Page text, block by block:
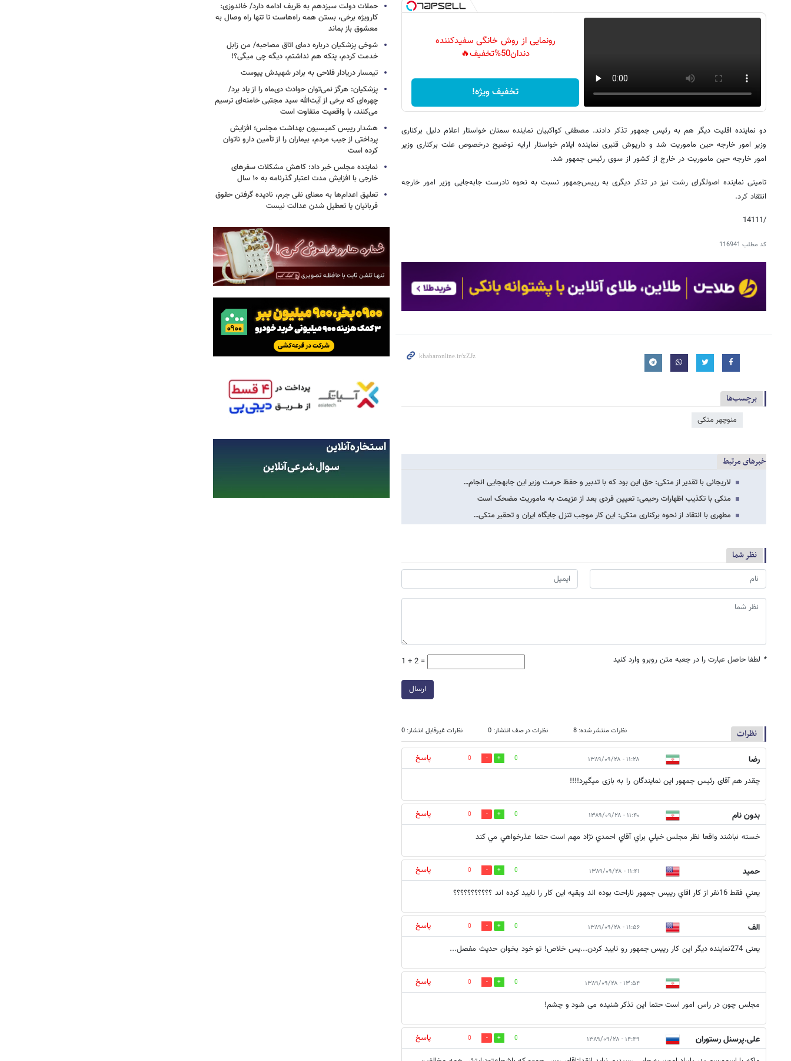
رونمایی از روش خانگی سفیدکننده
دندان50%تخفیف🔥
تخفیف ویژه!
دو نماینده اقلیت دیگر هم به رئیس جمهور تذکر دادند. مصطفی کواکبیان نماینده‌ سمنان خواستار اعلام دلیل برکناری
وزیر امور خارجه حین ماموریت شد و داریوش قنبری نماینده‌ ایلام خواستار ارایه‌ توضیح درخصوص علت برکناری وزیر
امور خارجه حین ماموریت در خارج از کشور از سوی رئیس جمهور شد.
تامینی نماینده‌ اصولگرای رشت نیز در تذکر دیگری به رییس‌جمهور نسبت به نحوه نادرست جابه‌جایی وزیر امور خارجه
انتقاد کرد.
/14111
کد مطلب 116941
برچسب‌ها
منوچهر متکی
خبرهای مرتبط
لاریجانی با تقدیر از متکی: حق این بود که با تدبیر و حفظ حرمت وزیر این جابه‎جایی انجام…
متکی با تکذیب اظهارات رحیمی: تعیین فردی بعد از عزیمت به ماموریت مضحک است
مطهری با انتقاد از نحوه برکناری متکی: این کار موجب تنزل جایگاه ایران و تحقیر متکی…
نظر شما
* لطفا حاصل عبارت را در جعبه متن روبرو وارد کنید 1 + 2 =
ارسال
نظرات نظرات منتشر شده: 8 نظرات در صف انتشار: 0 نظرات غیرقابل انتشار: 0
رضا ۱۱:۲۸ - ۱۳۸۹/۰۹/۲۸ 0
0
پاسخ
چقدر هم آقای رئیس جمهور این نمایندگان را به بازی میگیرد!!!!
بدون نام ۱۱:۴۰ - ۱۳۸۹/۰۹/۲۸ 0
0
پاسخ
خسته نباشند واقعا نظر مجلس خيلي براي آقاي احمدي نژاد مهم است حتما عذرخواهي مي كند
حميد ۱۱:۴۱ - ۱۳۸۹/۰۹/۲۸ 0
0
پاسخ
يعني فقط 16نفر از كار اقاي رييس جمهور ناراحت بوده اند وبقيه اين كار را تاييد كرده اند ؟؟؟؟؟؟؟؟؟؟؟
الف ۱۱:۵۶ - ۱۳۸۹/۰۹/۲۸ 0
0
پاسخ
یعنی 274نماینده دیگر این کار رییس جمهور رو تایید کردن...پس خلاص! تو خود بخوان حدیث مفصل...
۱۳:۵۴ - ۱۳۸۹/۰۹/۲۸ 0
0
پاسخ
مجلس چون در راس امور است حتما این تذکر شنیده می شود و چشم!
علی.پرسنل رستوران
وزارت
۱۴:۴۹ - ۱۳۸۹/۰۹/۲۸ 0
0
پاسخ
حملات دولت سیزدهم به ظریف ادامه دارد/ خاندوزی:
کارویژه برخی، بستن همه راه‌هاست تا تنها راه وصال به
معشوق باز بماند
شوخی پزشکیان درباره دمای اتاق مصاحبه/ من زابل
خدمت کردم، پنکه هم نداشتم، دیگه چی میگی؟!
تیمسار دریادار فلاحی به برادر شهیدش پیوست
پزشکیان: هرگز نمی‌توان حوادث دی‌ماه را از یاد برد/
چهره‌ای که برخی از آیت‌الله سید مجتبی خامنه‌ای ترسیم
می‌کنند، با واقعیت متفاوت است
هشدار رییس کمیسیون بهداشت مجلس؛ افزایش
پرداختی از جیب مردم، بیماران را از تأمین دارو ناتوان
کرده است
نماینده مجلس خبر داد: کاهش مشکلات سفرهای
خارجی با افزایش مدت اعتبار گذرنامه به ۱۰ سال
تعلیق اعدام‌ها به معنای نفی جرم، نادیده گرفتن حقوق
قربانیان یا تعطیل شدن عدالت نیست